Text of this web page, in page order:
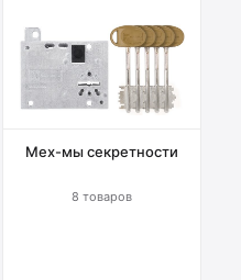
Мех-мы секретности
8 товаров